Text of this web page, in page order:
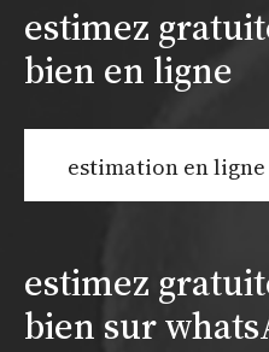
estimez
bien en ligne
estimation en ligne
estimez
bien sur